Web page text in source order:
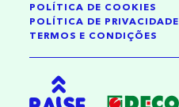
POLÍTICA DE COOKIES
POLÍTICA DE PRIVACIDADE
TERMOS E CONDIÇÕES